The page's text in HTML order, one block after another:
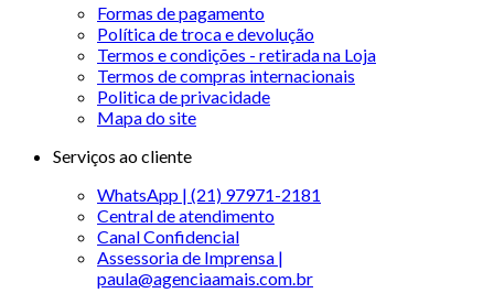
Formas de pagamento
Política de troca e devolução
Termos e condições - retirada na Loja
Termos de compras internacionais
Politica de privacidade
Mapa do site
Serviços ao cliente
WhatsApp | (21) 97971-2181
Central de atendimento
Canal Confidencial
Assessoria de Imprensa |
paula@agenciaamais.com.br